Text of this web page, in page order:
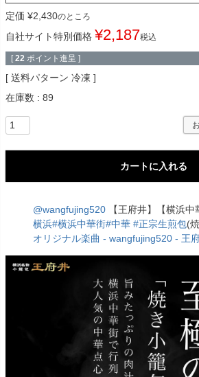
定価 ¥2,430のところ
自社サイト特別価格 ¥2,187税込
[ 22 ポイント進呈 ]
送料パターン 冷凍
在庫数
89
カートに入れる
@wangfujing520 【王府井】【横浜
横浜#横浜中華街#中華 #正宗生煎包(
オリジナル楽曲 - wangfujing520 - 王